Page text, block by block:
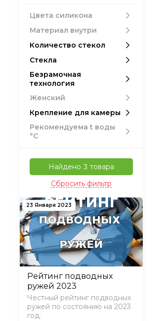
Цвета силикона
Материал внутри
Количество стекол
Стекла
Безрамочная
технология
Женский
Крепление для камеры
Рекомендуема t воды
°С
Найдено 3 товара
Сбросить фильтр
23 Января 2023
Рейтинг подводных
ружей 2023
Честный рейтинг подводных
ружей по состоянию на 2023
год.